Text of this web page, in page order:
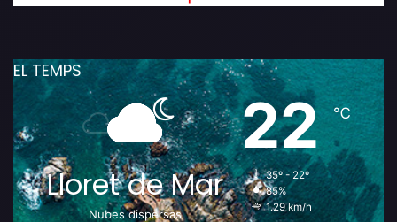
EL TEMPS
Lloret de Mar
Nubes dispersas
22℃
35º - 22º
85%
1.29 km/h